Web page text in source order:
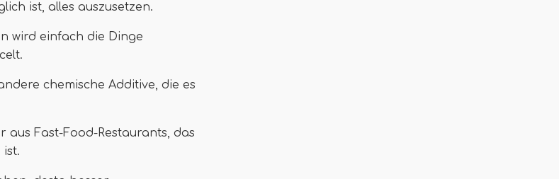
ist, alles auszusetzen.
wird einfach die Dinge
chemische Additive, die es
aus Fast-Food-Restaurants, das